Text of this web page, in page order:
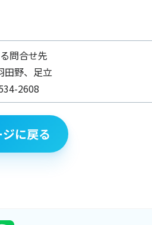
問合せ先
野、足立
2608
に戻る